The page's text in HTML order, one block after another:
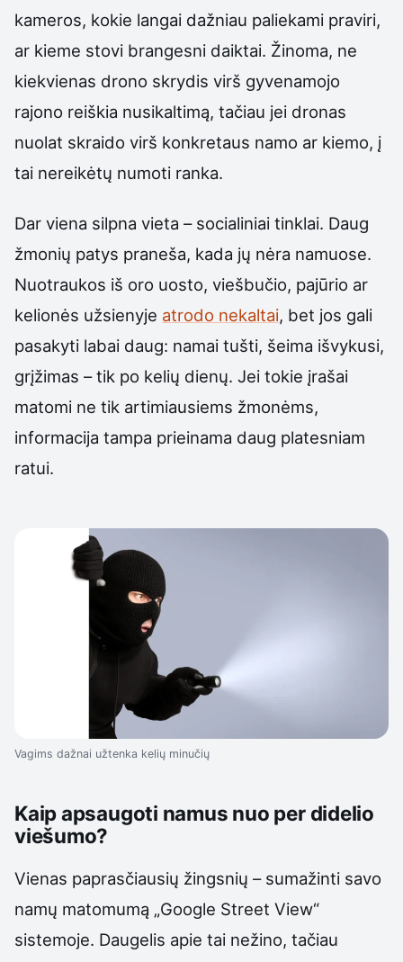
kameros, kokie langai dažniau paliekami praviri,
ar kieme stovi brangesni daiktai. Žinoma, ne
kiekvienas drono skrydis virš gyvenamojo
rajono reiškia nusikaltimą, tačiau jei dronas
nuolat skraido virš konkretaus namo ar kiemo, į
tai nereikėtų numoti ranka.
Dar viena silpna vieta – socialiniai tinklai. Daug
žmonių patys praneša, kada jų nėra namuose.
Nuotraukos iš oro uosto, viešbučio, pajūrio ar
kelionės užsienyje atrodo nekaltai, bet jos gali
pasakyti labai daug: namai tušti, šeima išvykusi,
grįžimas – tik po kelių dienų. Jei tokie įrašai
matomi ne tik artimiausiems žmonėms,
informacija tampa prieinama daug platesniam
ratui.
Vagims dažnai užtenka kelių minučių
Kaip apsaugoti namus nuo per didelio
viešumo?
Vienas paprasčiausių žingsnių – sumažinti savo
namų matomumą „Google Street View“
sistemoje. Daugelis apie tai nežino, tačiau